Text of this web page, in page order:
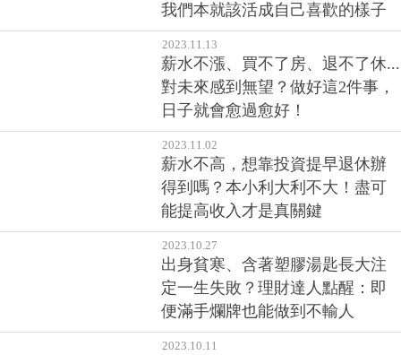
我們本就該活成自己喜歡的樣子
2023.11.13
薪水不漲、買不了房、退不了休...
對未來感到無望？做好這2件事，
日子就會愈過愈好！
2023.11.02
薪水不高，想靠投資提早退休辦
得到嗎？本小利大利不大！盡可
能提高收入才是真關鍵
2023.10.27
出身貧寒、含著塑膠湯匙長大注
定一生失敗？理財達人點醒：即
便滿手爛牌也能做到不輸人
2023.10.11